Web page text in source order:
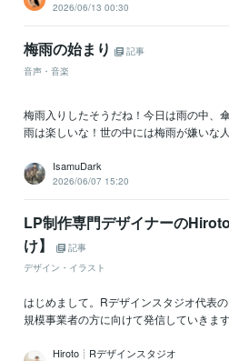
2026/06/13 00:30
梅雨の始まり
記事
音声・音楽
梅雨入りしたそうだね！今日は雨の中、
雨は楽しいな！世の中には梅雨が嫌いな
IsamuDark
2026/06/07 15:20
LP制作専門デザイナーの
け】
記事
デザイン・イラスト
はじめまして。Rデザインスタジオ代表
規模事業者の方に向けて発信していきま
Hiroto┊Rデザインスタジオ